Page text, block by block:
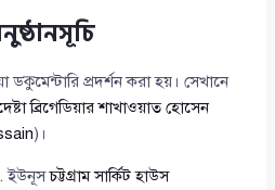
ডকুমেন্টারি প্রদর্শন করা হয়। সেখানে
ব্রিগেডিয়ার শাখাওয়াত হোসেন
)।
ইউনূসচট্টগ্রাম সার্কিট হাউস